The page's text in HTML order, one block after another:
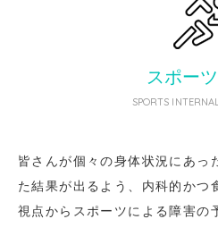
スポー
SPORTS
皆さんが個々の身体状況にあっ
た結果が出るよう、内科的かつ
視点からスポーツによる障害の